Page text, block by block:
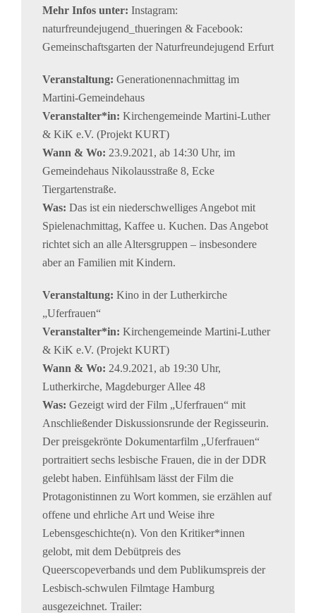
Mehr Infos unter: Instagram:
naturfreundejugend_thueringen & Facebook:
Gemeinschaftsgarten der Naturfreundejugend Erfurt
Veranstaltung: Generationennachmittag im
Martini-Gemeindehaus
Veranstalter*in: Kirchengemeinde Martini-Luther
& KiK e.V. (Projekt KURT)
Wann & Wo: 23.9.2021, ab 14:30 Uhr, im
Gemeindehaus Nikolausstraße 8, Ecke
Tiergartenstraße.
Was: Das ist ein niederschwelliges Angebot mit
Spielenachmittag, Kaffee u. Kuchen. Das Angebot
richtet sich an alle Altersgruppen – insbesondere
aber an Familien mit Kindern.
Veranstaltung: Kino in der Lutherkirche
„Uferfrauen“
Veranstalter*in: Kirchengemeinde Martini-Luther
& KiK e.V. (Projekt KURT)
Wann & Wo: 24.9.2021, ab 19:30 Uhr,
Lutherkirche, Magdeburger Allee 48
Was: Gezeigt wird der Film „Uferfrauen“ mit
Anschließender Diskussionsrunde der Regisseurin.
Der preisgekrönte Dokumentarfilm „Uferfrauen“
portraitiert sechs lesbische Frauen, die in der DDR
gelebt haben. Einfühlsam lässt der Film die
Protagonistinnen zu Wort kommen, sie erzählen auf
offene und ehrliche Art und Weise ihre
Lebensgeschichte(n). Von den Kritiker*innen
gelobt, mit dem Debütpreis des
Queerscopeverbands und dem Publikumspreis der
Lesbisch-schwulen Filmtage Hamburg
ausgezeichnet. Trailer: